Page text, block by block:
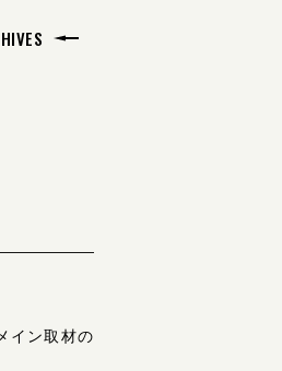
メイン取材の